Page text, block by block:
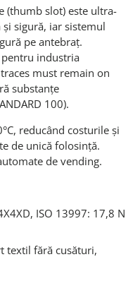
(thumb slot) este ultra-
sigură, iar sistemul
pe antebraț.
pentru industria
must remain on
substanțe
100).
reducând costurile şi
de unică folosință.
de vending.
ISO 13997: 17,8 N
textil fără cusături,